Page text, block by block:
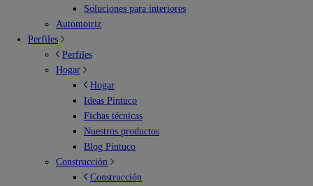
Soluciones para interiores
Automotriz
Perfiles
Perfiles
Hogar
Hogar
Ideas Pintuco
Fichas técnicas
Nuestros productos
Blog Pintuco
Construcción
Construcción